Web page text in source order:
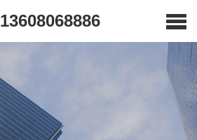
13608068886